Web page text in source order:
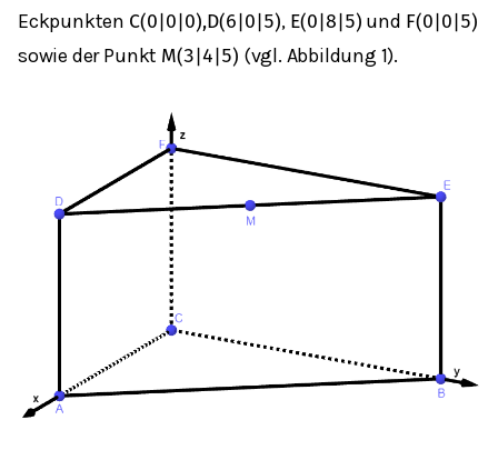
Eckpunkten C(0 0 0),D(6 0 5), E(0 8 5) und F(0 0 5)
sowie der Punkt M(3 4 5) (vgl. Abbildung 1).